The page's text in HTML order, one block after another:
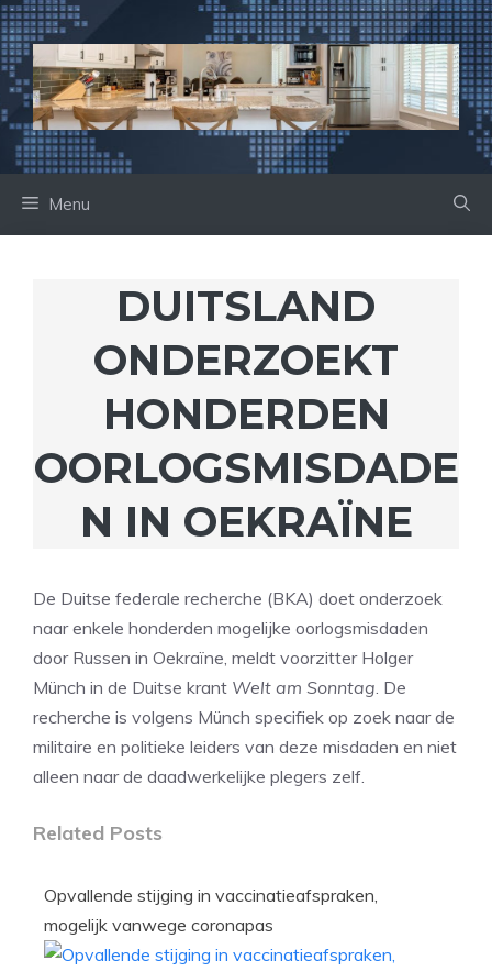
Ga
naar
de
inhoud
Menu
DUITSLAND
ONDERZOEKT
HONDERDEN
OORLOGSMISDADE
N IN OEKRAÏNE
De Duitse federale recherche (BKA) doet onderzoek
naar enkele honderden mogelijke oorlogsmisdaden
door Russen in Oekraïne, meldt voorzitter Holger
Münch in de Duitse krant Welt am Sonntag . De
recherche is volgens Münch specifiek op zoek naar de
militaire en politieke leiders van deze misdaden en niet
alleen naar de daadwerkelijke plegers zelf.
Related Posts
Opvallende stijging in vaccinatieafspraken,
mogelijk vanwege coronapas